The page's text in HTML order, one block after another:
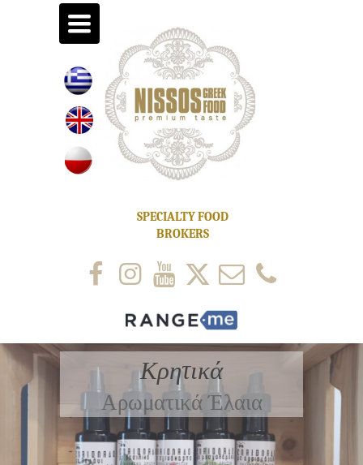
toggle
navigation
SPECIALTY FOOD
BROKERS
Κρητικά
Αρωματικά Έλαια